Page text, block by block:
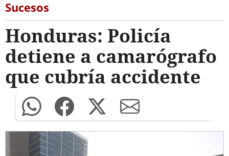
Sucesos
Honduras: Policía
detiene a camarógrafo
que cubría accidente